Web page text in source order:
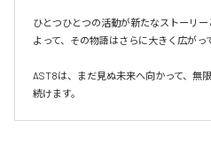
ひとつひとつの活動が新たなストーリ
よって、その物語はさらに大きく広がっ
AST8は、まだ見ぬ未来へ向かって、無
続けます。